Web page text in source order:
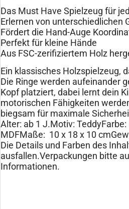
Das Must Have Spielzeug für
Erlernen von unterschiedlichen
Fördert die Hand-Auge
Perfekt für kleine Hände
Aus FSC-zerifiziertem Holz
Ein klassisches Holzspielzeug,
Die Ringe werden aufeinander
Kopf platziert, dabei lernt dein
motorischen Fähigkeiten
biegsam für maximale
Alter: ab 1 J.Motiv:
MDFMaße: 10 x 18 x 10
Die Details und Farben des
ausfallen.Verpackungen bitte
Informationen.